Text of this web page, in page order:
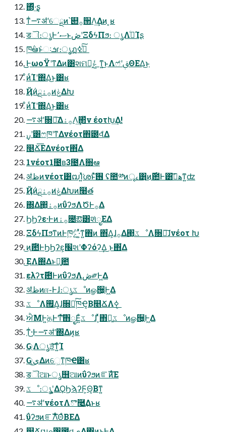
΍ͬͯ·͢ʂ
ͳͥ࠷ॳʹେྔͷ՝୊࡞੒Λ͢Δͷ ͔ʁ
डୗ։ൃͰސ٬ͱڞʹΞδϟΠϧ։ ൃΛߦ͏ͨΊʂ
͜͜ͰωοΫʹͳΔͷ͸શମ૾͕ݟ ͑ͳ͍͜ͱΛෆ҆ʹࢥΘΕΔ͜ͱ
ͦͷͨΊʹ΍Δ͜ͱ͸ʁ
Ҋ݅ͷ࡞ۀྔͷݟ͑ΔԽ
ͦͷͨΊʹ΍Δ͜ͱ͸ʁ
࠷ॳʹ૝ఆ͠͏Δ࡞ۀΛ͢΂ͯν έοτԽ͢Δ!
࣮ࡍʹ͸ෆཁʹͳΔνέοτ΋౰વ͋Δ
௥Ճ͞ΕΔνέοτ΋͋Δ
1νέοτ1೔ʙ3೔Λ૝ఆ
ॳظͷνέοτ͸ຒΊ͍ͯ͘ശͱͯ͠࢖͏ ʢ಺༰ͷৄࡉ͸͜ͷ࣌఺Ͱ͸هࡌ͠ͳ͍ʣ
Ҋ݅ͷ࡞ۀྔͷݟ͑ΔԽͷ໨త
΍Δ΂͖࡞ۀͷΰʔϧΛԾͰ࡞Δ
ϦϦʔε·Ͱͷ࡞ۀ೔ఔ͸શͯೖΕΔ
ΞδϟΠϧͳͷͰཁ͕݅ݻ·͍ͬͯͳ͍΋ͷ ΋͋Δ͕ɺ࡞Δ΂͖ػೳΛ૝ఆ͠ɺνέοτ Խ
͜ͷ࣌఺ͰϦϦʔε͕׬શʹΦʔόʔ͢Δ͜ ͱ΋͋Δ
͜ΕΛ΍Δͱྑ͍఺
ελʔτ࣌఺ͰͷΰʔϧΛڞ༗Ͱ͖Δ
ॳظͷஈ֊Ͱɺ։ൃػೳͷௐ੔͕Ͱ͖Δ
ਐΜͰ͍͘தͰͲ͏ͯ͠΋ೖΕ͍ͨػೳɺࣺ ͯͯ΋ྑ͍ػೳͷௐ੔͕Ͱ͖Δ
ͳͥ͜͜·Ͱ࠷ॳʹ΍Δͷ͔ʁ
Ԍ্Λൃੜͤ͞ͳ͍ͨΊ
Ԍ্͕ى͜Δͷେ͖ͳཁҼ͸ʁ
डୗଆͱൃ஫ଆͷΰʔϧͷೝࣝͷͣΕ
ػೳ։ൃʹ͓͚ΔϘϦϡʔϜ͕Θ͔Βͳ͍
࠷ॳʹνέοτΛొ࿥͢Δͱʁ
ΰʔϧͷೝࣝΛ͋ΘͤΒΕΔ